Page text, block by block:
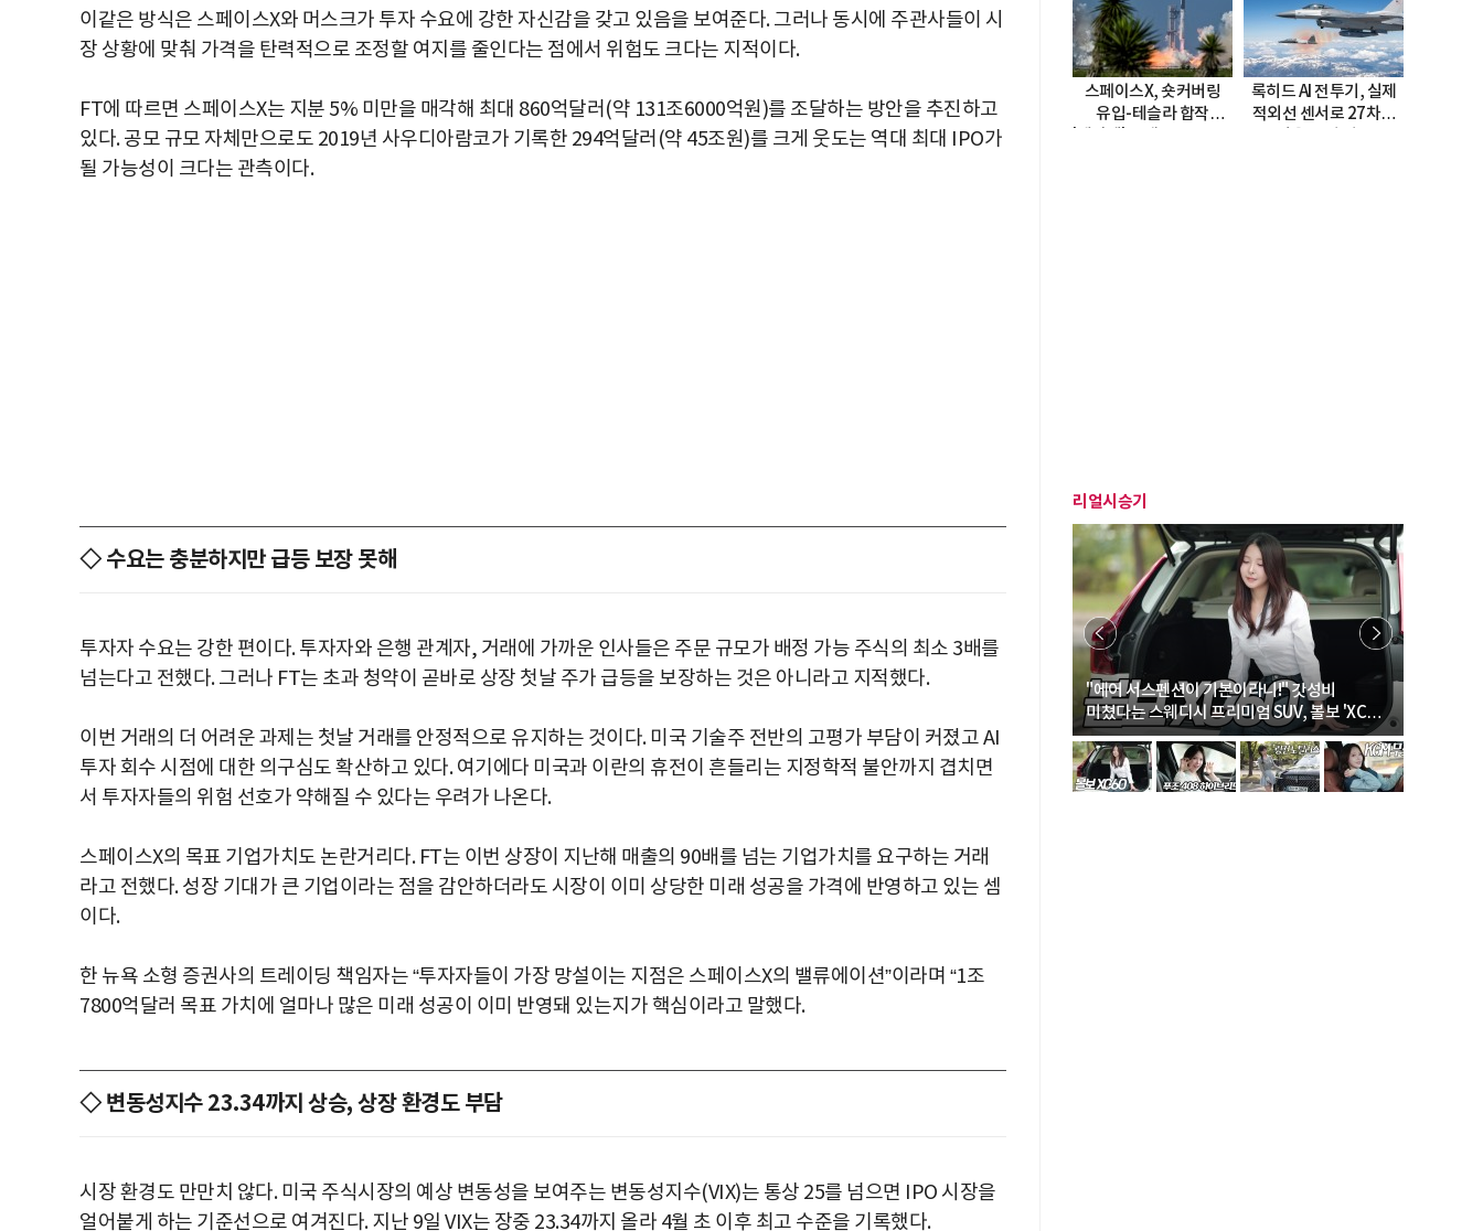
이같은 방식은 스페이스X와 머스크가 투자 수요에 강한 자신감을 갖고 있음을 보여준다. 그러나 동시에 주관사들이 시
장 상황에 맞춰 가격을 탄력적으로 조정할 여지를 줄인다는 점에서 위험도 크다는 지적이다.
FT에 따르면 스페이스X는 지분 5% 미만을 매각해 최대 860억달러(약 131조6000억원)를 조달하는 방안을 추진하고
있다. 공모 규모 자체만으로도 2019년 사우디아람코가 기록한 294억달러(약 45조원)를 크게 웃도는 역대 최대 IPO가
될 가능성이 크다는 관측이다.
◇ 수요는 충분하지만 급등 보장 못해
투자자 수요는 강한 편이다. 투자자와 은행 관계자, 거래에 가까운 인사들은 주문 규모가 배정 가능 주식의 최소 3배를
넘는다고 전했다. 그러나 FT는 초과 청약이 곧바로 상장 첫날 주가 급등을 보장하는 것은 아니라고 지적했다.
이번 거래의 더 어려운 과제는 첫날 거래를 안정적으로 유지하는 것이다. 미국 기술주 전반의 고평가 부담이 커졌고 AI
투자 회수 시점에 대한 의구심도 확산하고 있다. 여기에다 미국과 이란의 휴전이 흔들리는 지정학적 불안까지 겹치면
서 투자자들의 위험 선호가 약해질 수 있다는 우려가 나온다.
스페이스X의 목표 기업가치도 논란거리다. FT는 이번 상장이 지난해 매출의 90배를 넘는 기업가치를 요구하는 거래
라고 전했다. 성장 기대가 큰 기업이라는 점을 감안하더라도 시장이 이미 상당한 미래 성공을 가격에 반영하고 있는 셈
이다.
한 뉴욕 소형 증권사의 트레이딩 책임자는 “투자자들이 가장 망설이는 지점은 스페이스X의 밸류에이션”이라며 “1조
7800억달러 목표 가치에 얼마나 많은 미래 성공이 이미 반영돼 있는지가 핵심이라고 말했다.
◇ 변동성지수 23.34까지 상승, 상장 환경도 부담
시장 환경도 만만치 않다. 미국 주식시장의 예상 변동성을 보여주는 변동성지수(VIX)는 통상 25를 넘으면 IPO 시장을
얼어붙게 하는 기준선으로 여겨진다. 지난 9일 VIX는 장중 23.34까지 올라 4월 초 이후 최고 수준을 기록했다.
스페이스X, 숏커버링
유입-테슬라 합작
록히드 AI 전투기, 실제
적외선 센서로 27차례
리얼시승기
박지수 아나운서가 타본 ‘전설의 무쏘’… “여성·
"에어 서스펜션이 기본이라니!" 갓성비
미쳤다는 스웨디시 프리미엄 SUV, 볼보 'XC60
B5 울트라'